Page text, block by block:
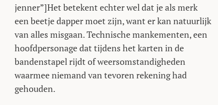
jenner”]Het betekent echter wel dat je als merk
een beetje dapper moet zijn, want er kan natuurlijk
van alles misgaan. Technische mankementen, een
hoofdpersonage dat tijdens het karten in de
bandenstapel rijdt of weersomstandigheden
waarmee niemand van tevoren rekening had
gehouden.